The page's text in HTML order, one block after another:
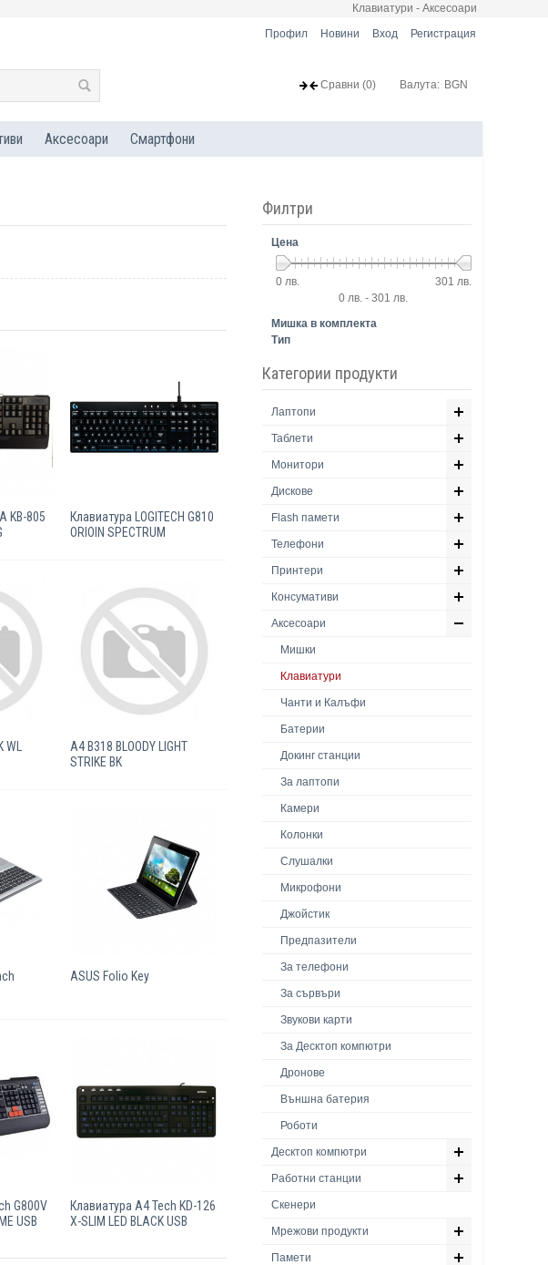
Клавиатури - Аксесоари
Профил Новини Вход Регистрация
Валута: BGN
Сравни (0)
Аксесоари Смартфони
KB-805
Клавиатура LOGITECH G810
ORIOIN SPECTRUM
A4 B318 BLOODY LIGHT
STRIKE BK
ASUS Folio Key
G800V
USB
Клавиатура A4 Tech KD-126
X-SLIM LED BLACK USB
Филтри
Цена
0 лв.
301 лв.
0 лв. - 301 лв.
Мишка в комплекта
Тип
Категории продукти
Лаптопи
Таблети
Монитори
Дискове
Flash памети
Телефони
Принтери
Консумативи
Аксесоари
Мишки
Клавиатури
Чанти и Калъфи
Батерии
Докинг станции
За лаптопи
Камери
Колонки
Слушалки
Микрофони
Джойстик
Предпазители
За телефони
За сървъри
Звукови карти
За Десктоп компютри
Дронове
Външна батерия
Роботи
Десктоп компютри
Работни станции
Скенери
Мрежови продукти
Памети